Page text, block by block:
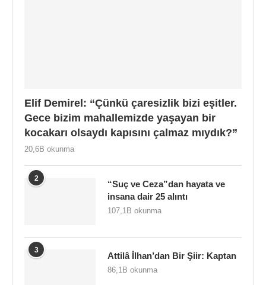
Elif Demirel: “Çünkü çaresizlik bizi eşitler.
Gece bizim mahallemizde yaşayan bir
kocakarı olsaydı kapısını çalmaz mıydık?”
20,6B okunma
2
“Suç ve Ceza”dan hayata ve
insana dair 25 alıntı
107,1B okunma
3
Attilâ İlhan’dan Bir Şiir: Kaptan
86,1B okunma